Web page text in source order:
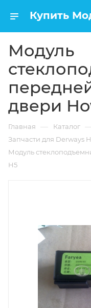
Модуль
двери
Главная — Каталог
Запчасти для Derways
Модуль
H5